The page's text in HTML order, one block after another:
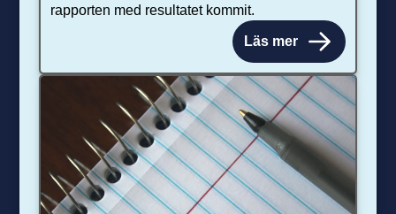
rapporten med resultatet kommit.
Läs mer